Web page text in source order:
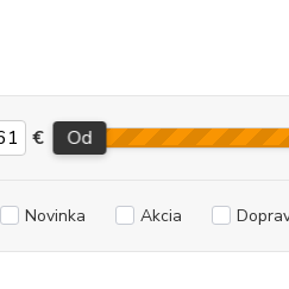
€ Od
Novinka Akcia